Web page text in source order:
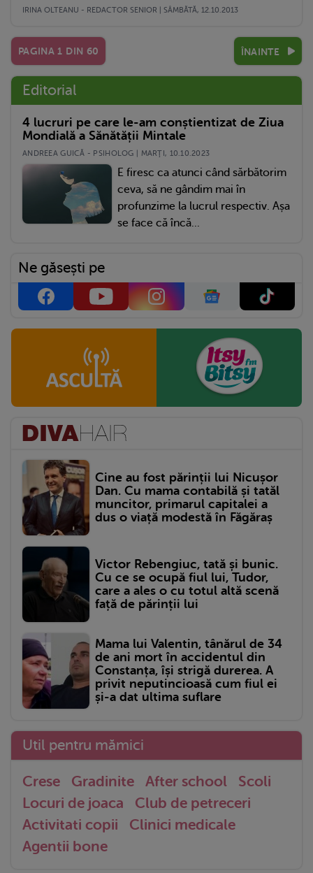
IRINA OLTEANU - REDACTOR SENIOR | SÂMBĂTĂ, 12.10.2013
PAGINA 1 DIN 60 ÎNAINTE
Editorial
4 lucruri pe care le-am conștientizat de Ziua
Mondială a Sănătății Mintale
ANDREEA GUICĂ - PSIHOLOG | MARŢI, 10.10.2023
E firesc ca atunci când sărbătorim
ceva, să ne gândim mai în
profunzime la lucrul respectiv. Așa
se face că încă...
Ne găsești pe
Cine au fost părinții lui Nicușor
Dan. Cu mama contabilă și tatăl
muncitor, primarul capitalei a
dus o viață modestă în Făgăraș
Victor Rebengiuc, tată și bunic.
Cu ce se ocupă fiul lui, Tudor,
care a ales o cu totul altă scenă
față de părinții lui
Mama lui Valentin, tânărul de 34
de ani mort în accidentul din
Constanța, își strigă durerea. A
privit neputincioasă cum fiul ei
și-a dat ultima suflare
Util pentru mămici
Crese Gradinite After school
Scoli
Locuri de joaca
Club de petreceri
Activitati copii
Clinici medicale
Agentii bone